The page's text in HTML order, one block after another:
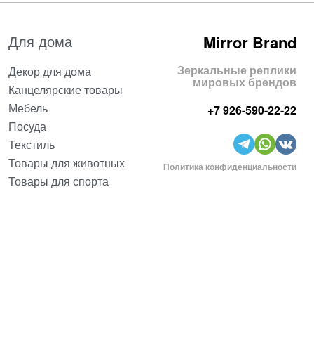
Для дома
Декор для дома
Канцелярские товары
Мебель
Посуда
Текстиль
Товары для животных
Товары для спорта
Mirror Brand
Зеркальные реплики
мировых брендов
+7 926-590-22-22
Политика конфиденциальности